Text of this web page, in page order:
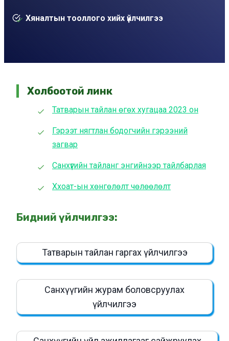
Хяналтын тооллого хийх үйлчилгээ
Холбоотой линк
Татварын тайлан өгөх хугацаа 2023 он
Гэрээт нягтлан бодогчийн гэрээний
загвар
Санхүүгийн тайланг энгийнээр тайлбарлая
Ххоат-ын хөнгөлөлт чөлөөлөлт
Бидний үйлчилгээ:
Татварын тайлан гаргах үйлчилгээ
Санхүүгийн журам боловсруулах
үйлчилгээ